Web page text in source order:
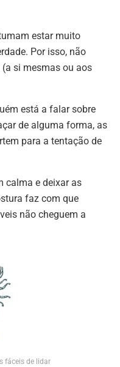
estar muito
Por isso, não
si mesmas ou aos
está a falar sobre
de alguma forma, as
para a tentação de
calma e deixar as
faz com que
não cheguem a
fáceis de lidar